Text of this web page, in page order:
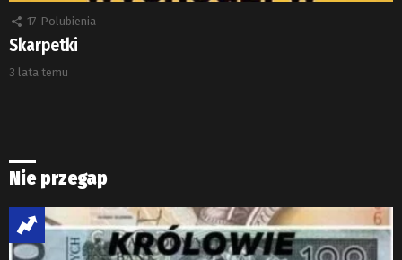
17 Polubienia
Skarpetki
3 lata temu
Nie przegap